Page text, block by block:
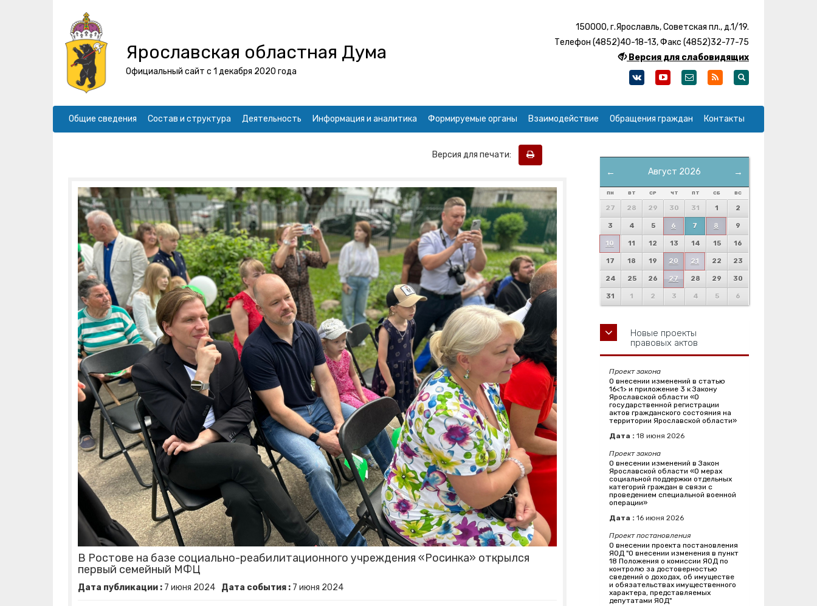
Ярославская областная Дума
Официальный сайт с 1 декабря 2020 года
150000, г.Ярославль, Советская пл., д.1/19.
Телефон (4852)40-18-13, Факс (4852)32-77-75
Версия для слабовидящих
Общие сведения Состав и структура Деятельность Информация и аналитика Формируемые органы Взаимодействие Обращения граждан Контакты
Версия для печати:
В Ростове на базе социально-реабилитационного учреждения «Росинка» открылся
первый семейный МФЦ
Дата публикации : 7 июня 2024 Дата события : 7 июня 2024
← →
Август 2026
ПН ВТ СР ЧТ ПТ СБ ВС
27 28 29 30 31 1 2
3 4 5 6 7 8 9
10 11 12 13 14 15 16
17 18 19 20 21 22 23
24 25 26 27 28 29 30
31 1 2 3 4 5 6
Новые проекты
правовых актов
Проект закона
О внесении изменений в статью
16<1> и приложение 3 к Закону
Ярославской области «О
государственной регистрации
актов гражданского состояния на
территории Ярославской области»
Дата : 18 июня 2026
Проект закона
О внесении изменений в Закон
Ярославской области «О мерах
социальной поддержки отдельных
категорий граждан в связи с
проведением специальной военной
операции»
Дата : 16 июня 2026
Проект постановления
О внесении проекта постановления
ЯОД "О внесении изменения в пункт
18 Положения о комиссии ЯОД по
контролю за достоверностью
сведений о доходах, об имуществе
и обязательствах имущественного
характера, представляемых
депутатами ЯОД"